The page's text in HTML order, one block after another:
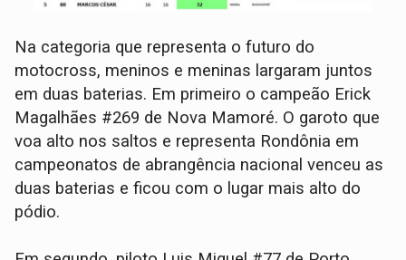
Na categoria que representa o futuro do
motocross, meninos e meninas largaram juntos
em duas baterias. Em primeiro o campeão Erick
Magalhães #269 de Nova Mamoré. O garoto que
voa alto nos saltos e representa Rondônia em
campeonatos de abrangência nacional venceu as
duas baterias e ficou com o lugar mais alto do
pódio.